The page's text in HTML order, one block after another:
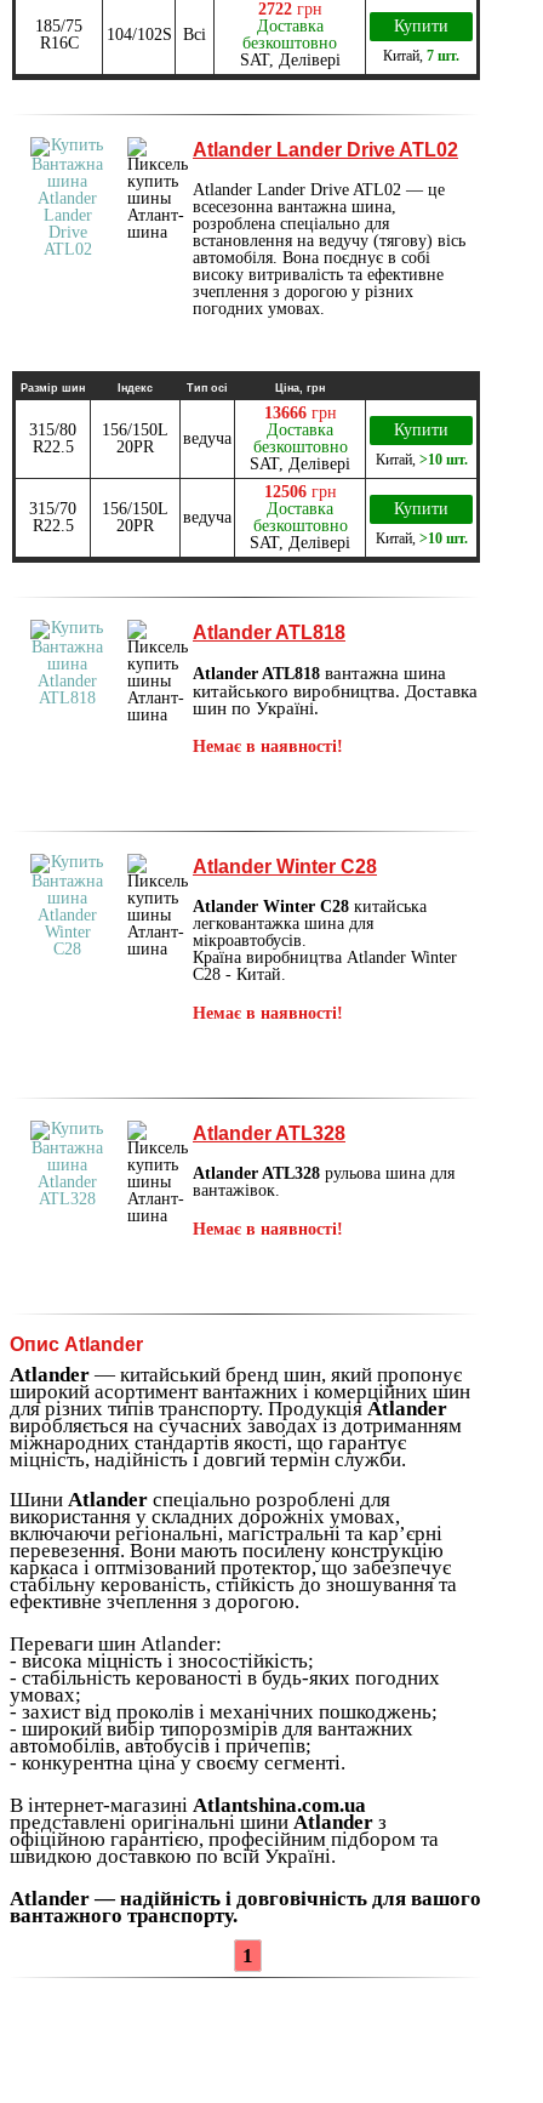
185/75
R16C
104/102S Всі
2722 грн
Доставка
безкоштовно
SAT, Делівері
Купити
Китай 7 шт.
Atlander Lander Drive ATL02
Atlander Lander Drive ATL02 — це
всесезонна вантажна шина,
розроблена спеціально для
встановлення на ведучу (тягову) вісь
автомобіля. Вона поєднує в собі
високу витривалість та ефективне
зчеплення з дорогою у різних
погодних умовах.
Размір шин Індекс Тип осі Ціна, грн
315/80
R22.5
156/150L
20PR
ведуча
13666 грн
Доставка
безкоштовно
SAT, Делівері
Купити
Китай, >10 шт.
315/70
R22.5
156/150L
20PR
ведуча
12506 грн
Доставка
безкоштовно
SAT, Делівері
Купити
Китай, >10 шт.
Atlander ATL818
Atlander ATL818 вантажна шина
китайського виробництва. Доставка
шин по Україні.
Немає в наявності!
Atlander Winter C28
Atlander Winter C28 китайська
легковантажка шина для
мікроавтобусів.
Країна виробництва Atlander Winter
C28 - Китай.
Немає в наявності!
Atlander ATL328
Atlander ATL328 рульова шина для
вантажівок.
Немає в наявності!
Опис Atlander
Atlander — китайський бренд шин, який пропонує
широкий асортимент вантажних і комерційних шин
для різних типів транспорту. Продукція Atlander
виробляється на сучасних заводах із дотриманням
міжнародних стандартів якості, що гарантує
міцність, надійність і довгий термін служби.
Шини Atlander спеціально розроблені для
використання у складних дорожніх умовах,
включаючи регіональні, магістральні та кар’єрні
перевезення. Вони мають посилену конструкцію
каркаса і оптмізований протектор, що забезпечує
стабільну керованість, стійкість до зношування та
ефективне зчеплення з дорогою.
Переваги шин Atlander:
- висока міцність і зносостійкість;
- стабільність керованості в будь-яких погодних
умовах;
- захист від проколів і механічних пошкоджень;
- широкий вибір типорозмірів для вантажних
автомобілів, автобусів і причепів;
- конкурентна ціна у своєму сегменті.
В інтернет-магазині Atlantshina.com.ua
представлені оригінальні шини Atlander з
офіційною гарантією, професійним підбором та
швидкою доставкою по всій Україні.
Atlander — надійність і довговічність для вашого
вантажного транспорту.
1